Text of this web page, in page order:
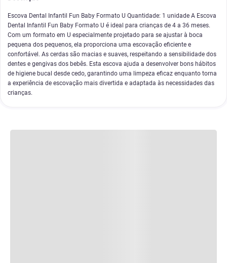
Escova Dental Infantil Fun Baby Formato U Quantidade: 1 unidade A Escova
Dental Infantil Fun Baby Formato U é ideal para crianças de 4 a 36 meses.
Com um formato em U especialmente projetado para se ajustar à boca
pequena dos pequenos, ela proporciona uma escovação eficiente e
confortável. As cerdas são macias e suaves, respeitando a sensibilidade dos
dentes e gengivas dos bebês. Esta escova ajuda a desenvolver bons hábitos
de higiene bucal desde cedo, garantindo uma limpeza eficaz enquanto torna
a experiência de escovação mais divertida e adaptada às necessidades das
crianças.